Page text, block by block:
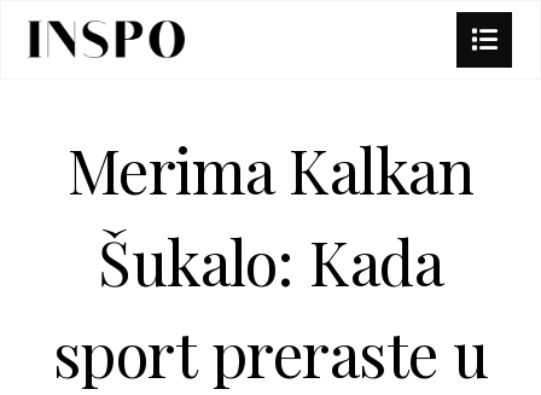
Merima Kalkan
Šukalo: Kada
sport preraste u